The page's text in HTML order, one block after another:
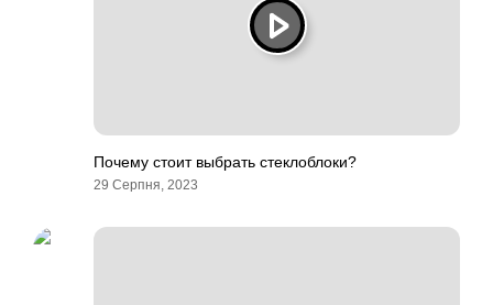
Почему стоит выбрать стеклоблоки?
29 Серпня, 2023